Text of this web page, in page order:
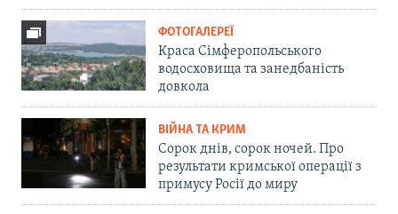
ФОТОГАЛЕРЕЇ
Краса Сімферопольського
водосховища та занедбаність
довкола
ВІЙНА ТА КРИМ
Сорок днів, сорок ночей. Про
результати кримської операції з
примусу Росії до миру